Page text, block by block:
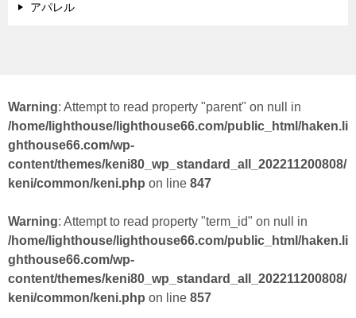
アパレル
Warning: Attempt to read property "parent" on null in
/home/lighthouse/lighthouse66.com/public_html/haken.li
ghthouse66.com/wp-
content/themes/keni80_wp_standard_all_202211200808/
keni/common/keni.php on line 847
Warning: Attempt to read property "term_id" on null in
/home/lighthouse/lighthouse66.com/public_html/haken.li
ghthouse66.com/wp-
content/themes/keni80_wp_standard_all_202211200808/
keni/common/keni.php on line 857